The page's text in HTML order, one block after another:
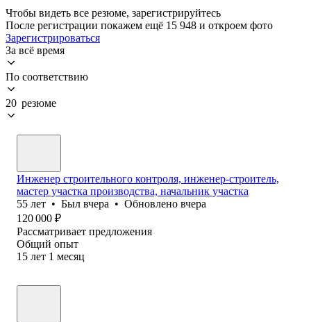
Чтобы видеть все резюме, зарегистрируйтесь
После регистрации покажем ещё 15 948 и откроем фото
Зарегистрироваться
За всё время
По соответствию
20 резюме
Инженер строительного контроля, инженер-строитель,
мастер участка производства, начальник участка
55 лет • Был вчера • Обновлено вчера
120 000 ₽
Рассматривает предложения
Общий опыт
15 лет 1 месяц